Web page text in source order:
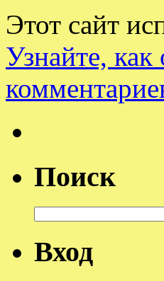
Этот сайт
Узнайте,
Поиск
Вход